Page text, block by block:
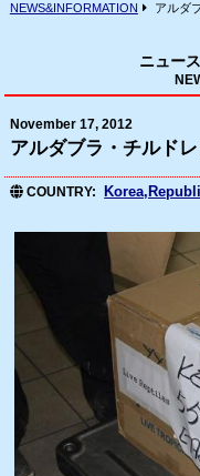
NEWS&INFORMATION アルダ
ニュー
November 17, 2012
アルダブラ・チルド
COUNTRY